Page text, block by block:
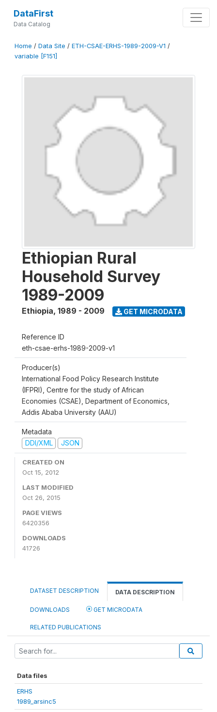
DataFirst
Data Catalog
Home / Data Site / ETH-CSAE-ERHS-1989-2009-V1 /
variable [F151]
Ethiopian Rural
Household Survey
1989-2009
Ethiopia, 1989 - 2009 GET MICRODATA
Reference ID
eth-csae-erhs-1989-2009-v1
Producer(s)
International Food Policy Research Institute
(IFPRI), Centre for the study of African
Economies (CSAE), Department of Economics,
Addis Ababa University (AAU)
Metadata
DDI/XML
JSON
CREATED ON
Oct 15, 2012
LAST MODIFIED
Oct 26, 2015
PAGE VIEWS
6420356
DOWNLOADS
41726
DATASET DESCRIPTION DATA DESCRIPTION
DOWNLOADS GET MICRODATA
RELATED PUBLICATIONS
Data files
ERHS
1989_arsinc5